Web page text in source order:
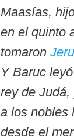
Maasías,
en el quinto
tomaron
Y Baruc
rey de
a los nobles
desde el